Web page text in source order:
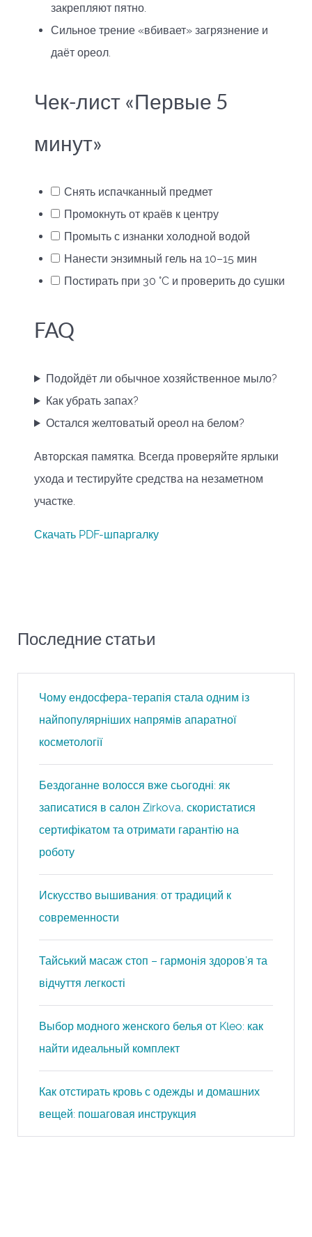
закрепляют пятно.
Сильное трение «вбивает» загрязнение и
даёт ореол.
Чек-лист «Первые 5
минут»
Снять испачканный предмет
Промокнуть от краёв к центру
Промыть с изнанки холодной водой
Нанести энзимный гель на 10–15 мин
Постирать при 30 °C и проверить до сушки
FAQ
Подойдёт ли обычное хозяйственное мыло?
Как убрать запах?
Остался желтоватый ореол на белом?
Авторская памятка. Всегда проверяйте ярлыки
ухода и тестируйте средства на незаметном
участке.
Скачать PDF-шпаргалку
Последние статьи
Чому ендосфера-терапія стала одним із
найпопулярніших напрямів апаратної
косметології
Бездоганне волосся вже сьогодні: як
записатися в салон Zirkova, скористатися
сертифікатом та отримати гарантію на
роботу
Искусство вышивания: от традиций к
современности
Тайський масаж стоп – гармонія здоров’я та
відчуття легкості
Выбор модного женского белья от Kleo: как
найти идеальный комплект
Как отстирать кровь с одежды и домашних
вещей: пошаговая инструкция